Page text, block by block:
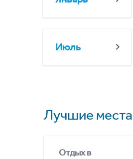
Июль
Лучшие
Отдых в